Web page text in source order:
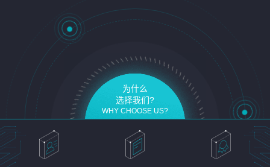
为什么
选择我们?
WHY CHOOSE US?